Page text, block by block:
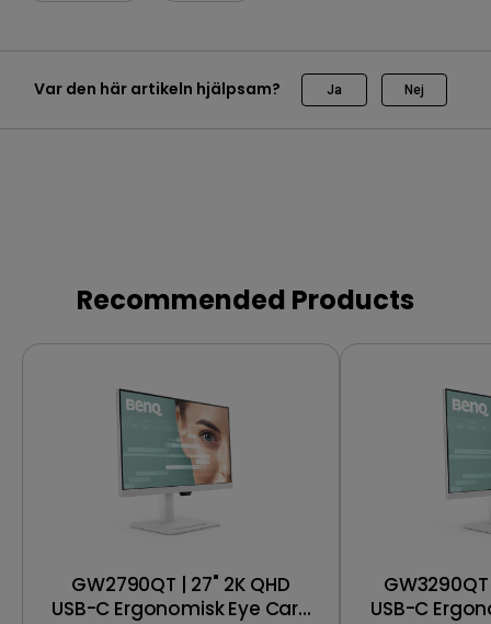
Var den här artikeln hjälpsam? Ja Nej
Recommended Products
GW2790QT | 27" 2K QHD
USB-C Ergonomisk Eye Care
GW3290QT
USB-C